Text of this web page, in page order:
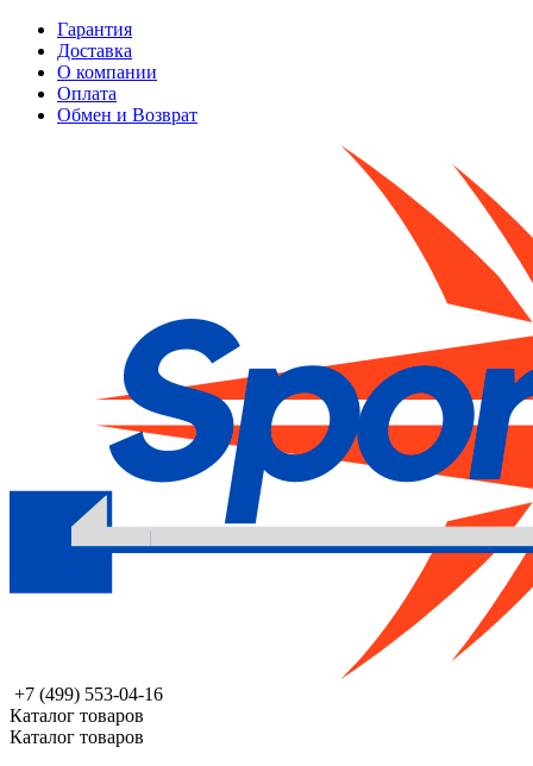
Гарантия
Доставка
О компании
Оплата
Обмен и Возврат
+7 (499) 553-04-16
Каталог товаров
Каталог товаров